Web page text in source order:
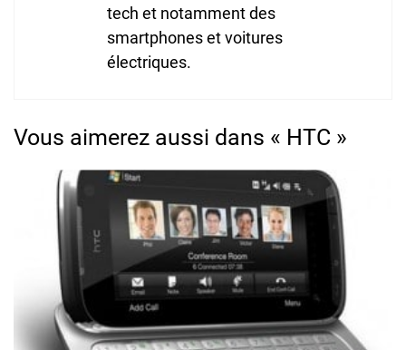
tech et notamment des
smartphones et voitures
électriques.
Vous aimerez aussi dans « HTC »